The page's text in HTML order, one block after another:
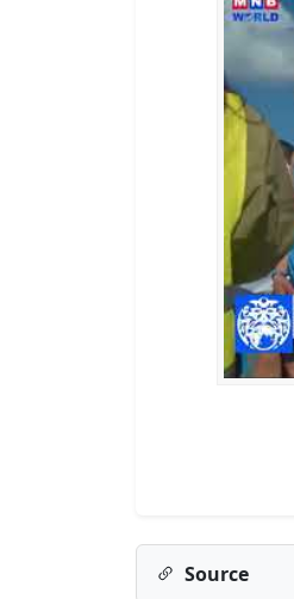
Source